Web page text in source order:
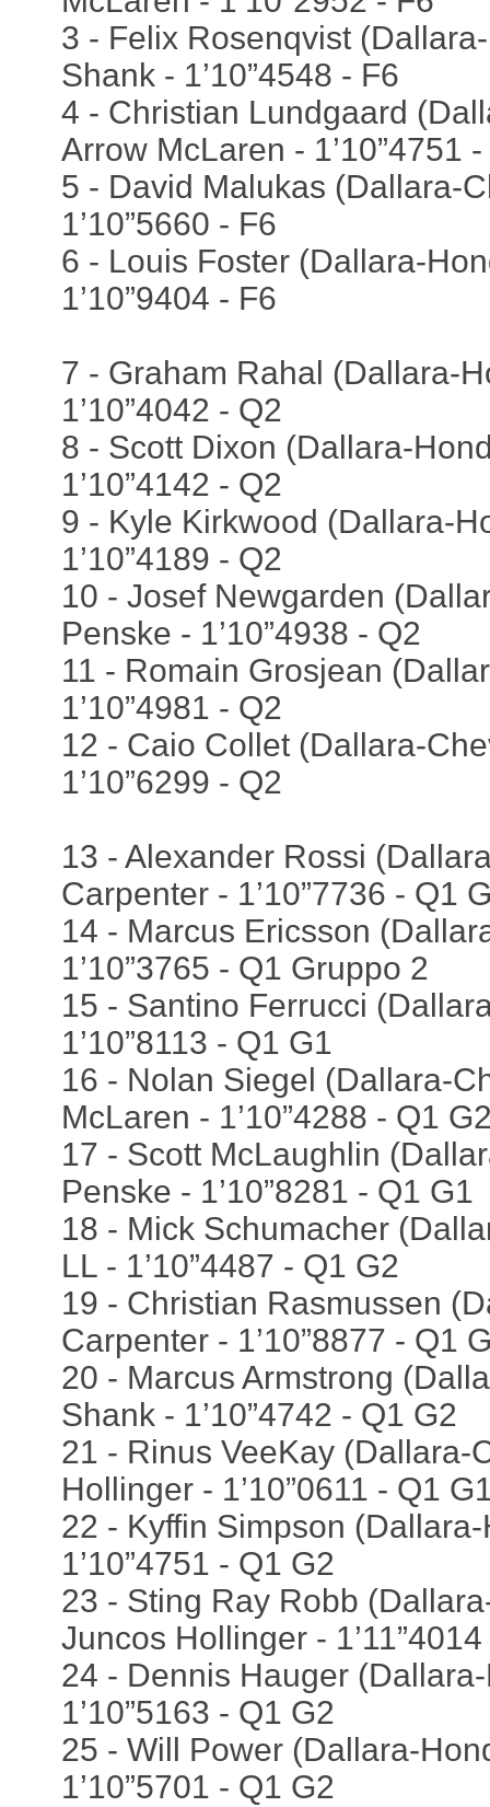
3 - Felix Rosenqvist
Shank - 1’10”4548 - F6
4 - Christian Lundgaard
Arrow McLaren - 1’10”4751
5 - David Malukas (Dallara-
1’10”5660 - F6
6 - Louis Foster (Dallara-
1’10”9404 - F6
7 - Graham Rahal (Dallara-
1’10”4042 - Q2
8 - Scott Dixon (Dallara-
1’10”4142 - Q2
9 - Kyle Kirkwood (Dallara-
1’10”4189 - Q2
10 - Josef Newgarden
Penske - 1’10”4938 - Q2
11 - Romain Grosjean
1’10”4981 - Q2
12 - Caio Collet (Dallara-
1’10”6299 - Q2
13 - Alexander Rossi
Carpenter - 1’10”7736 - Q1
14 - Marcus Ericsson
1’10”3765 - Q1 Gruppo 2
15 - Santino Ferrucci
1’10”8113 - Q1 G1
16 - Nolan Siegel (Dallara-
McLaren - 1’10”4288 - Q1
17 - Scott McLaughlin
Penske - 1’10”8281 - Q1 G1
18 - Mick Schumacher
LL - 1’10”4487 - Q1 G2
19 - Christian Rasmussen
Carpenter - 1’10”8877 - Q1
20 - Marcus Armstrong
Shank - 1’10”4742 - Q1 G2
21 - Rinus VeeKay (Dallara-
Hollinger - 1’10”0611 - Q1
22 - Kyffin Simpson
1’10”4751 - Q1 G2
23 - Sting Ray Robb
Juncos Hollinger -
24 - Dennis Hauger
1’10”5163 - Q1 G2
25 - Will Power (Dallara-
1’10”5701 - Q1 G2